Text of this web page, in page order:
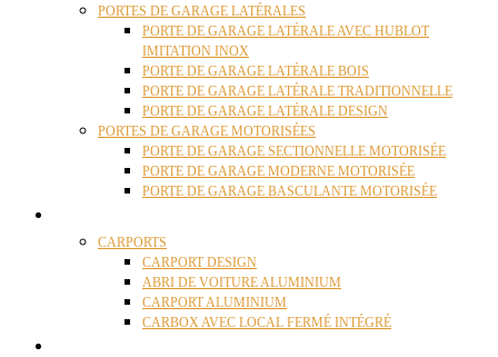
PORTES DE GARAGE LATÉRALES
PORTE DE GARAGE LATÉRALE AVEC HUBLOT
IMITATION INOX
PORTE DE GARAGE LATÉRALE BOIS
PORTE DE GARAGE LATÉRALE TRADITIONNELLE
PORTE DE GARAGE LATÉRALE DESIGN
PORTES DE GARAGE MOTORISÉES
PORTE DE GARAGE SECTIONNELLE MOTORISÉE
PORTE DE GARAGE MODERNE MOTORISÉE
PORTE DE GARAGE BASCULANTE MOTORISÉE
CARPORTS
CARPORT DESIGN
ABRI DE VOITURE ALUMINIUM
CARPORT ALUMINIUM
CARBOX AVEC LOCAL FERMÉ INTÉGRÉ